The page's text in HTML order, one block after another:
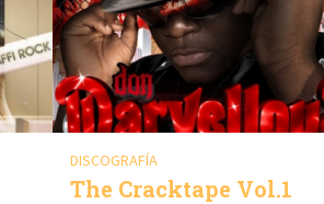
DISCOGRAFÍA
The Cracktape Vol.1